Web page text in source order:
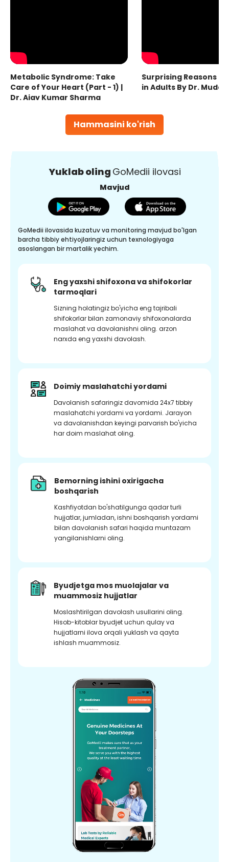
Hammasini ko'rish
Metabolic Syndrome: Take
Care of Your Heart (Part - 1) |
Dr. Ajay Kumar Sharma
Surprising Reasons
in Adults By Dr.
Yuklab oling GoMedii ilovasi
Mavjud
GoMedii ilovasida kuzatuv va monitoring mavjud bo'lgan
barcha tibbiy ehtiyojlaringiz uchun texnologiyaga
asoslangan bir martalik yechim.
Eng yaxshi shifoxona va shifokorlar
tarmoqlari
Sizning holatingiz bo'yicha eng tajribali
shifokorlar bilan zamonaviy shifoxonalarda
maslahat va davolanishni oling. arzon
narxda eng yaxshi davolash.
Doimiy maslahatchi yordami
Davolanish safaringiz davomida 24x7 tibbiy
maslahatchi yordami va yordami. Jarayon
va davolanishdan keyingi parvarish bo'yicha
har doim maslahat oling.
Bemorning ishini oxirigacha
boshqarish
Kashfiyotdan bo'shatilgunga qadar turli
hujjatlar, jumladan, ishni boshqarish yordami
bilan davolanish safari haqida muntazam
yangilanishlarni oling.
Byudjetga mos muolajalar va
muammosiz hujjatlar
Moslashtirilgan davolash usullarini oling.
Hisob-kitoblar byudjet uchun qulay va
hujjatlarni ilova orqali yuklash va qayta
ishlash muammosiz.